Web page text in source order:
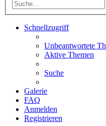
Schnellzugriff
Unbeantwortete
Aktive Themen
Suche
Galerie
FAQ
Anmelden
Registrieren